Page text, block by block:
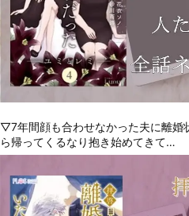
▽7年間顔も合わせなかった夫に離婚
ら帰ってくるなり抱き始めてきて…